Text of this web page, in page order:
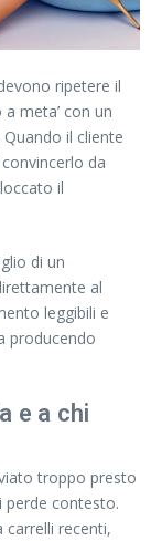
ripetere il
meta’ con un
Quando il cliente
da
il
di un
al
leggibili e
producendo
e a chi
troppo presto
perde contesto.
carrelli recenti,